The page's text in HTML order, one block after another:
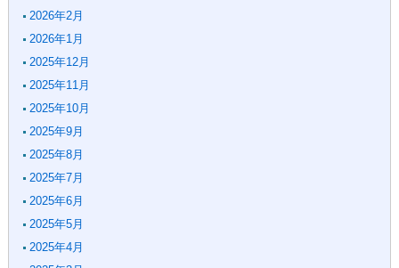
2026年2月
2026年1月
2025年12月
2025年11月
2025年10月
2025年9月
2025年8月
2025年7月
2025年6月
2025年5月
2025年4月